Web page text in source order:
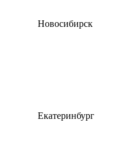
Новосибирск
Екатеринбург